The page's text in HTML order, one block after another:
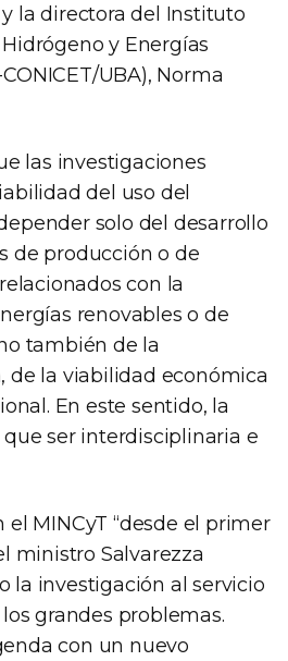
la directora del Instituto
y Energías
UBA), Norma
las investigaciones
del uso del
solo del desarrollo
de producción o de
con la
renovables o de
también de la
de la viabilidad económica
En este sentido, la
ser interdisciplinaria e
el MINCyT “desde el primer
ministro Salvarezza
la investigación al servicio
grandes problemas.
con un nuevo